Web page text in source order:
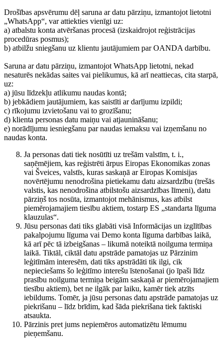
Drošības apsvērumu dēļ saruna ar datu pārziņu, izmantojot lietotni
„WhatsApp“, var attiekties vienīgi uz:
a) atbalstu konta atvēršanas procesā (izskaidrojot reģistrācijas
procedūras posmus);
b) atbilžu sniegšanu uz klientu jautājumiem par OANDA darbību.
Saruna ar datu pārziņu, izmantojot WhatsApp lietotni, nekad
nesaturēs nekādas saites vai pielikumus, kā arī neattiecas, cita starpā,
uz:
a) jūsu līdzekļu atlikumu naudas kontā;
b) jebkādiem jautājumiem, kas saistīti ar darījumu izpildi;
c) rīkojumu izvietošanu vai to grozīšanu;
d) klienta personas datu maiņu vai atjaunināšanu;
e) norādījumu iesniegšanu par naudas iemaksu vai izņemšanu no
naudas konta.
Ja personas dati tiek nosūtīti uz trešām valstīm, t. i.,
saņēmējiem, kas reģistrēti ārpus Eiropas Ekonomikas zonas
vai Šveices, valstīs, kuras saskaņā ar Eiropas Komisijas
novērtējumu nenodrošina pietiekamu datu aizsardzību (trešās
valstis, kas nenodrošina atbilstošu aizsardzības līmeni), datu
pārziņš tos nosūta, izmantojot mehānismus, kas atbilst
piemērojamajiem tiesību aktiem, tostarp ES „standarta līguma
klauzulas“.
Jūsu personas dati tiks glabāti visā Informācijas un izglītības
pakalpojumu līguma vai Demo konta līguma darbības laikā,
kā arī pēc tā izbeigšanas – likumā noteiktā noilguma termiņa
laikā. Tiktāl, ciktāl datu apstrāde pamatojas uz Pārzinim
leģitīmām interesēm, dati tiks apstrādāti tik ilgi, cik
nepieciešams šo leģitīmo interešu īstenošanai (jo īpaši līdz
prasību noilguma termiņa beigām saskaņā ar piemērojamajiem
tiesību aktiem), bet ne ilgāk par laiku, kamēr tiek atzīts
iebildums. Tomēr, ja jūsu personas datu apstrāde pamatojas uz
piekrišanu – līdz brīdim, kad šāda piekrišana tiek faktiski
atsaukta.
Pārzinis pret jums nepiemēros automatizētu lēmumu
pieņemšanu.